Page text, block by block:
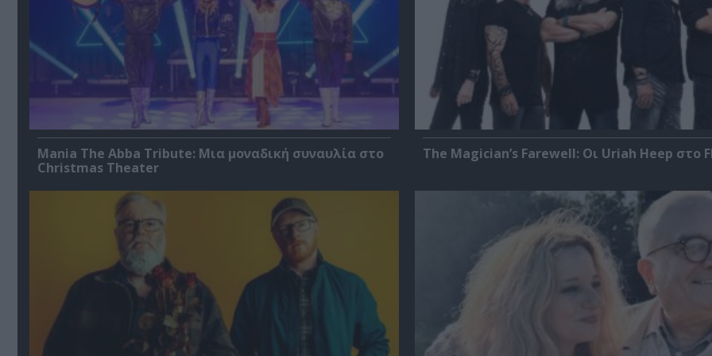
Mania The Abba Tribute: Μια μοναδική συναυλία στο
Christmas Theater
The Magician’s Farewell: Οι Uriah Heep στο